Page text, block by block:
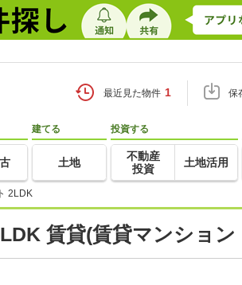
最近見た物件 1 保
建てる
土地
投資する
不動産
投資
土地活用
2LDK
賃貸(賃貸マンション